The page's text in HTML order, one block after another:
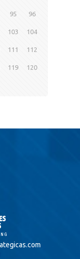
95 96
103 104
111 112
119 120